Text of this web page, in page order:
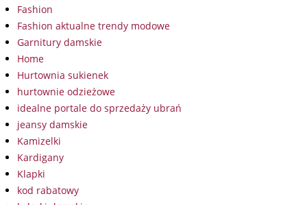
Fashion
Fashion aktualne trendy modowe
Garnitury damskie
Home
Hurtownia sukienek
hurtownie odzieżowe
idealne portale do sprzedaży ubrań
jeansy damskie
Kamizelki
Kardigany
Klapki
kod rabatowy